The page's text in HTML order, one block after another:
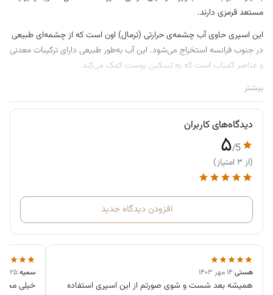
مستعد قرمزی دارند.
این اسپری حاوی آب چشمه‌ی حرارتی (ترمال) اون است که از چشمه‌ای طبیعی
در جنوب فرانسه استخراج می‌شود. این آب به‌طور طبیعی دارای ترکیبات معدنی
و عناصر کمیاب است که به تسکین پوست کمک می‌کند.
فواید و مزایا
تسکین‌دهنده پوست‌های حساس و ملتهب
مناسب برای پس از اصلاح، اپیلاسیون یا درمان‌های پوستی مثل
کاهش قرمزی و التهاب پوست
در موارد آفتاب‌سوختگی، جوش، یا پوست‌های دچار آلرژی
بسیار مفید است
آبرسانی فوری و لطافت‌بخشی به پوست
مناسب برای استفاده در آب و هوای خشک یا پس از
مناسب برای تمام سنین و انواع پوست
حتی برای نوزادان و کودکان نیز ایمن است
بیشتر
دیدگاه‌های کاربران
۵/5
(از ۳ امتیاز)
افزودن دیدگاه جدید
هستی۱۴ مهر ۱۴۰۳
همیشه بعد شست و شوی صورتم از این اسپری استفاده
سمیه|۲۵ شهریور ۱۴۰۳
خیلی